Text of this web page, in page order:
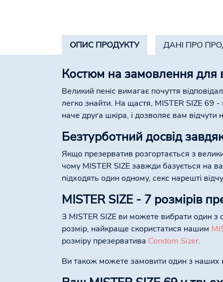
ОПИС ПРОДУКТУ ДАНІ ПРО
Костюм на замовлення для
Великий пеніс вимагає почуття
легко знайти. На щастя, MISTER SIZE 69
наче друга шкіра, і дозволяє вам
Безтурботний досвід
Якщо презерватив розгортається з
чому MISTER SIZE завжди базується на
підходять один одному, секс нарешті
MISTER SIZE - 7 розмірів
З MISTER SIZE ви можете вибрати один
розмір, найкраще скористатися нашим
розміру презерватива Condom Sizer.
Ви також можете замовити один з наших